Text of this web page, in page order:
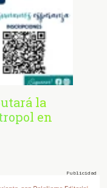
la
en